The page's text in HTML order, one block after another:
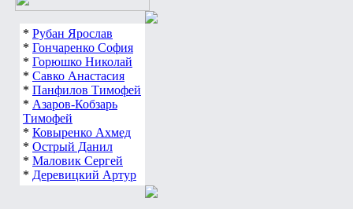
* Рубан Ярослав
* Гончаренко София
* Горюшко Николай
* Савко Анастасия
* Панфилов Тимофей
* Азаров-Кобзарь
Тимофей
* Ковыренко Ахмед
* Острый Данил
* Маловик Сергей
* Деревицкий Артур